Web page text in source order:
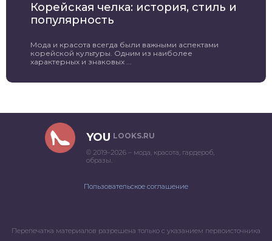
Корейская челка: история, стиль и
популярность
Мода и красота всегда были важными аспектами
корейской культуры. Одним из наиболее
характерных и знаковых ...
YOU LOOKS.RU
© 2019–2026 – мода, красота, гардероб,
образы.
Пользовательское соглашение
Перепечатка материалов разрешена только с указанием первоисточника